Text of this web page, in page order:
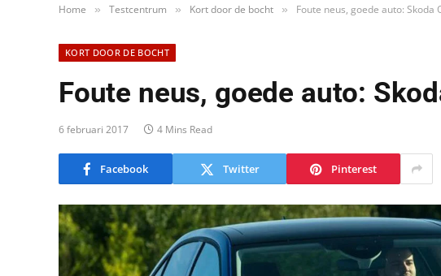
Home » Testcentrum » Kort door de bocht » Foute neus, goede auto: Skoda
KORT DOOR DE BOCHT
Foute neus, goede auto:
6 februari 2017 4 Mins Read
Facebook Twitter Pinterest